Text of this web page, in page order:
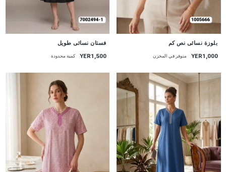
بلوزة نسائى نص كم
YER1,000 متوفر في المخزن
فستان نسائى طويل
YER1,500 كمية محدودة